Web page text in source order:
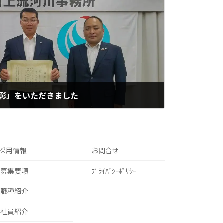
をいただきました
用情報
募集要項
職種紹介
社員紹介
お問合せ
ﾌﾟﾗｲﾊﾞｼｰﾎﾟﾘｼｰ